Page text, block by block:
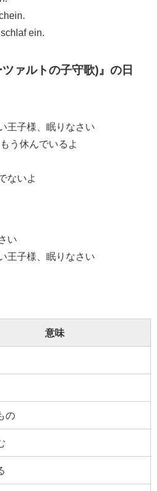
ein.
ァルトの子守歌)』の日
王子様、眠りなさい
う休んでいるよ
ないよ
い
王子様、眠りなさい
意味
の